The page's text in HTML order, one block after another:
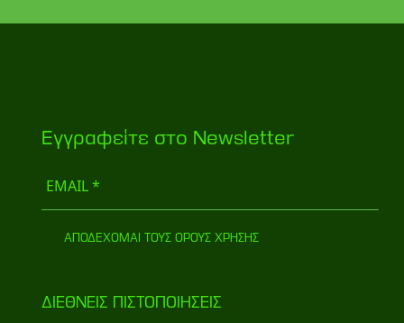
Eγγραφείτε στο Newsletter
ΑΠΟΔΕΧΟΜΑΙ ΤΟΥΣ ΟΡΟΥΣ ΧΡΗΣΗΣ
ΔΙΕΘΝΕΙΣ ΠΙΣΤΟΠΟIHΣΕΙΣ